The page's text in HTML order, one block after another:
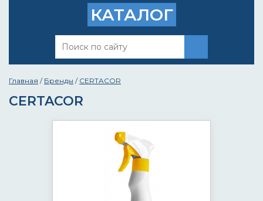
КАТАЛОГ
Главная / Бренды / CERTACOR
CERTACOR